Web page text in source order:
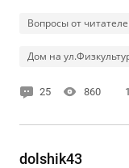
Вопросы от
Дом на
25 860
dolshik43